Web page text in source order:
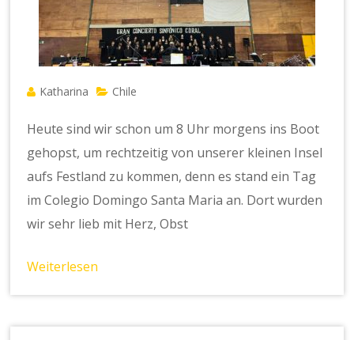
Katharina Chile
Heute sind wir schon um 8 Uhr morgens ins Boot
gehopst, um rechtzeitig von unserer kleinen Insel
aufs Festland zu kommen, denn es stand ein Tag
im Colegio Domingo Santa Maria an. Dort wurden
wir sehr lieb mit Herz, Obst
Weiterlesen